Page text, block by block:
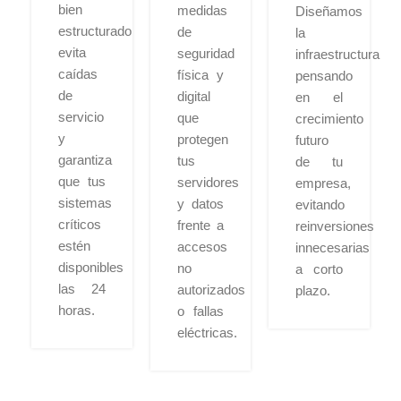
bien
estructurado
evita
caídas
de
servicio
y
garantiza
que tus
sistemas
críticos
estén
disponibles
las 24
horas.
medidas
de
seguridad
física y
digital
que
protegen
tus
servidores
y datos
frente a
accesos
no
autorizados
o fallas
eléctricas.
Diseñamos
la
infraestructura
pensando
en el
crecimiento
futuro
de tu
empresa,
evitando
reinversiones
innecesarias
a corto
plazo.